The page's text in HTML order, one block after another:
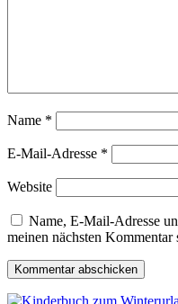
Name *
E-Mail-Adresse *
Website
Name, E-Mail-Adresse
meinen nächsten Kommentar